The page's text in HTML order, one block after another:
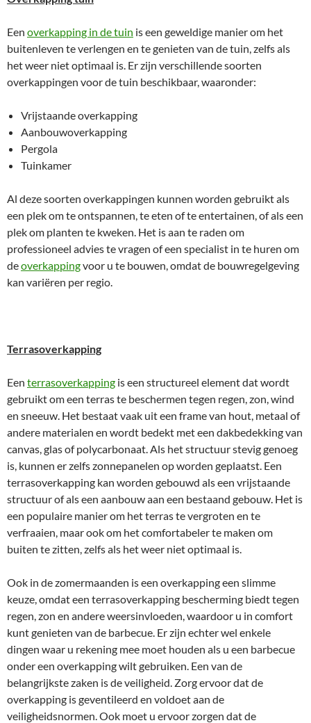
Een overkapping in de tuin is een geweldige manier om het
buitenleven te verlengen en te genieten van de tuin, zelfs als
het weer niet optimaal is. Er zijn verschillende soorten
overkappingen voor de tuin beschikbaar, waaronder:
Vrijstaande overkapping
Aanbouwoverkapping
Pergola
Tuinkamer
Al deze soorten overkappingen kunnen worden gebruikt als
een plek om te ontspannen, te eten of te entertainen, of als een
plek om planten te kweken. Het is aan te raden om
professioneel advies te vragen of een specialist in te huren om
deoverkappingvoor u te bouwen, omdat de bouwregelgeving
kan variëren per regio.
Terrasoverkapping
Een terrasoverkapping is een structureel element dat wordt
gebruikt om een terras te beschermen tegen regen, zon, wind
en sneeuw. Het bestaat vaak uit een frame van hout, metaal of
andere materialen en wordt bedekt met een dakbedekking van
canvas, glas of polycarbonaat. Als het structuur stevig genoeg
is, kunnen er zelfs zonnepanelen op worden geplaatst. Een
terrasoverkapping kan worden gebouwd als een vrijstaande
structuur of als een aanbouw aan een bestaand gebouw. Het is
een populaire manier om het terras te vergroten en te
verfraaien, maar ook om het comfortabeler te maken om
buiten te zitten, zelfs als het weer niet optimaal is.
Ook in de zomermaanden is een overkapping een slimme
keuze, omdat een terrasoverkapping bescherming biedt tegen
regen, zon en andere weersinvloeden, waardoor u in comfort
kunt genieten van de barbecue. Er zijn echter wel enkele
dingen waar u rekening mee moet houden als u een barbecue
onder een overkapping wilt gebruiken. Een van de
belangrijkste zaken is de veiligheid. Zorg ervoor dat de
overkapping is geventileerd en voldoet aan de
veiligheidsnormen. Ook moet u ervoor zorgen dat de